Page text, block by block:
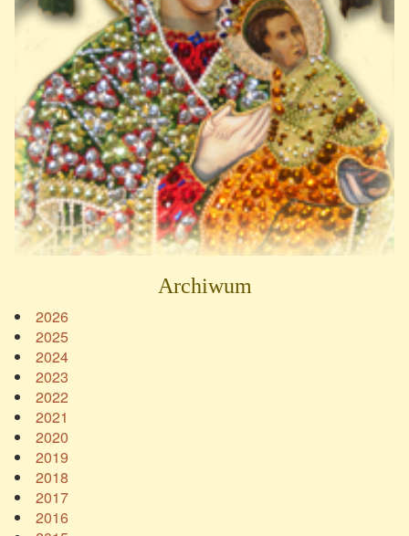
Archiwum
2026
2025
2024
2023
2022
2021
2020
2019
2018
2017
2016